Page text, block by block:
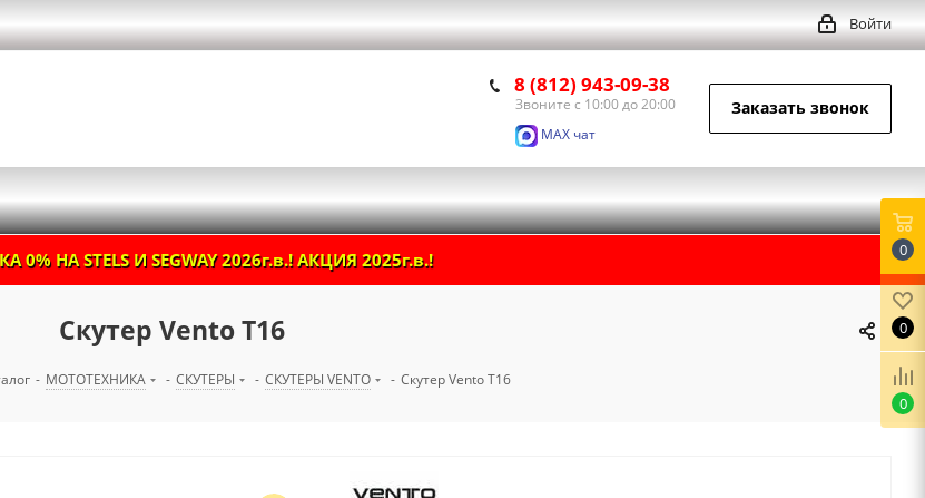
Войти
8 (812) 943-09-38
Звоните с 10:00 до 20:00
MAX чат
Заказать звонок
0% НА STELS И SEGWAY 2026г.в.! АКЦИЯ 2025г.в.!
Скутер Vento T16
- МОТОТЕХНИКА - СКУТЕРЫ - СКУТЕРЫ VENTO - Скутер Vento T16
0
0
0